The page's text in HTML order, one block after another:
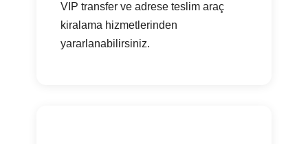
VIP transfer ve adrese teslim araç
kiralama hizmetlerinden
yararlanabilirsiniz.